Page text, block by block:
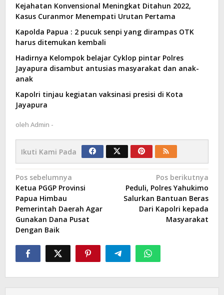
Kejahatan Konvensional Meningkat Ditahun 2022,
Kasus Curanmor Menempati Urutan Pertama
Kapolda Papua : 2 pucuk senpi yang dirampas OTK
harus ditemukan kembali
Hadirnya Kelompok belajar Cyklop pintar Polres
Jayapura disambut antusias masyarakat dan anak-
anak
Kapolri tinjau kegiatan vaksinasi presisi di Kota
Jayapura
oleh Admin -
Ikuti Kami Pada
Navigasi
pos
Pos sebelumnya
Ketua PGGP Provinsi
Papua Himbau
Pemerintah Daerah Agar
Gunakan Dana Pusat
Dengan Baik
Pos berikutnya
Peduli, Polres Yahukimo
Salurkan Bantuan Beras
Dari Kapolri kepada
Masyarakat